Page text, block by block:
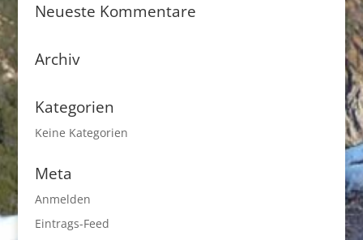
Neueste Kommentare
Archiv
Kategorien
Keine Kategorien
Meta
Anmelden
Eintrags-Feed